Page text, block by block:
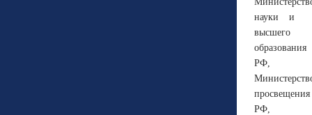
науки и
высшего
образования
РФ,
просвещения
РФ,